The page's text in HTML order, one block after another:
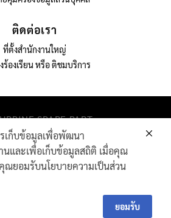
ติดต่อเรา
ที่ตั้งสำนักงานใหญ่
ร้องเรียน หรือ ติชมบริการ
SPARE PART​
AND INSPECTION
PRODUCTS
WIRE AND ROPE​
เก็บข้อมูลเพื่อพัฒนา
นและเพื่อเก็บข้อมูลสถิติ เมื่อคุณ
ณยอมรับนโยบายความเป็นส่วน
ยอมรับ
Us